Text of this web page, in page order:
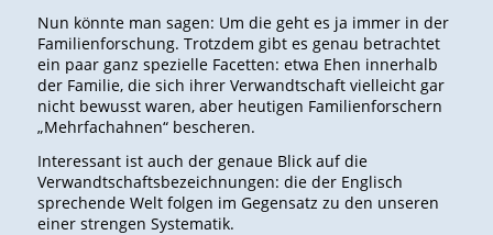
Nun könnte man sagen: Um die geht es ja immer in der
Familienforschung. Trotzdem gibt es genau betrachtet
ein paar ganz spezielle Facetten: etwa Ehen innerhalb
der Familie, die sich ihrer Verwandtschaft vielleicht gar
nicht bewusst waren, aber heutigen Familienforschern
„Mehrfachahnen“ bescheren.
Interessant ist auch der genaue Blick auf die
Verwandtschaftsbezeichnungen: die der Englisch
sprechende Welt folgen im Gegensatz zu den unseren
einer strengen Systematik.